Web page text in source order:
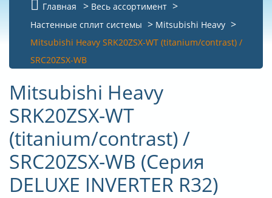
КАТАЛОГ
АКЦИИ И РАСПРОДАЖИ
БИБЛИОТЕКА
НОВОСТИ
КОНТАКТЫ
О КОМПАНИИ
Главная
Весь ассортимент
Настенные сплит системы
Mitsubishi Heavy
Mitsubishi Heavy SRK20ZSX-WT (titanium/contrast) /
SRC20ZSX-WB
Mitsubishi Heavy
SRK20ZSX-WT
(titanium/contrast) /
SRC20ZSX-WB (Серия
DELUXE INVERTER R32)